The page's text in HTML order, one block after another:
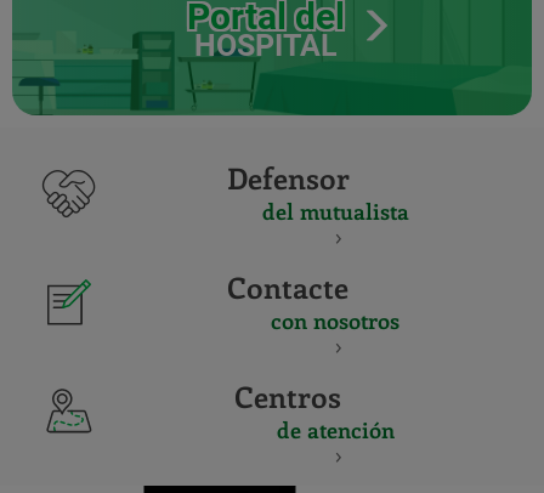
Portal del
HOSPITAL
Defensor
del mutualista
Contacte
con nosotros
Centros
de atención